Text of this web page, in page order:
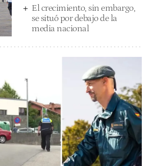
El crecimiento, sin embargo,
se situó por debajo de la
media nacional